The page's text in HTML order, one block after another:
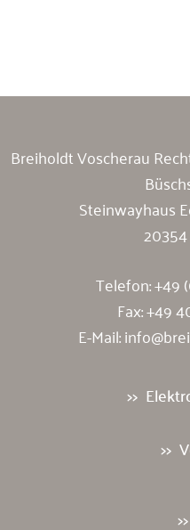
Breiholdt Voscherau
Steinwayhaus
Telefon:+49
Fax: +49
E-Mail: